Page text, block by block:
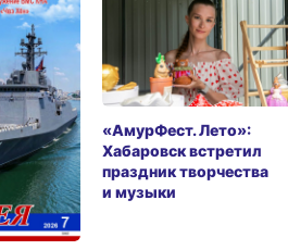
«АмурФест. Лето»:
Хабаровск встретил
праздник творчества
и музыки